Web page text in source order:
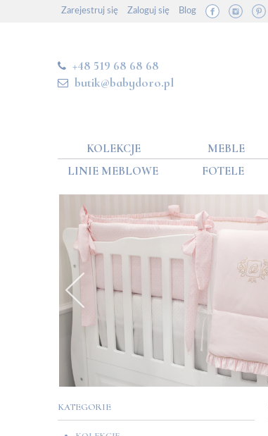
Zarejestruj się Zaloguj się Blog
+48 519 68 68 68
butik@babydoro.pl
KOLEKCJE MEBLE
LINIE MEBLOWE
FOTELE
KATEGORIE